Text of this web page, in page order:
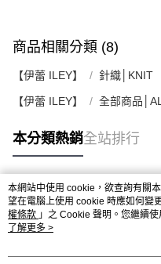
商品相關分類 (8)
【伊蕾 ILEY】 針織│KNIT
【伊蕾 ILEY】 全部商品
本分類熱銷全站排行
熱門標籤
本網站中使用 cookie，欲查詢有關
望在電腦上使用 cookie 時應如何變
權條款 」之 Cookie 聲明。您繼續
用條款之 Cookie 聲明使用 cookie。
了解更多 >